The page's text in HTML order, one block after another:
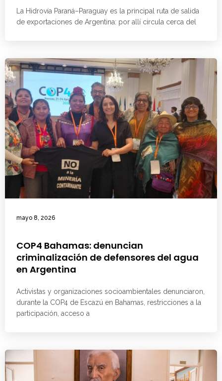
La Hidrovía Paraná–Paraguay es la principal ruta de salida
de exportaciones de Argentina: por allí circula cerca del
mayo 8, 2026
COP4 Bahamas: denuncian
criminalización de defensores del agua
en Argentina
Activistas y organizaciones socioambientales denunciaron,
durante la COP4 de Escazú en Bahamas, restricciones a la
participación, acceso a